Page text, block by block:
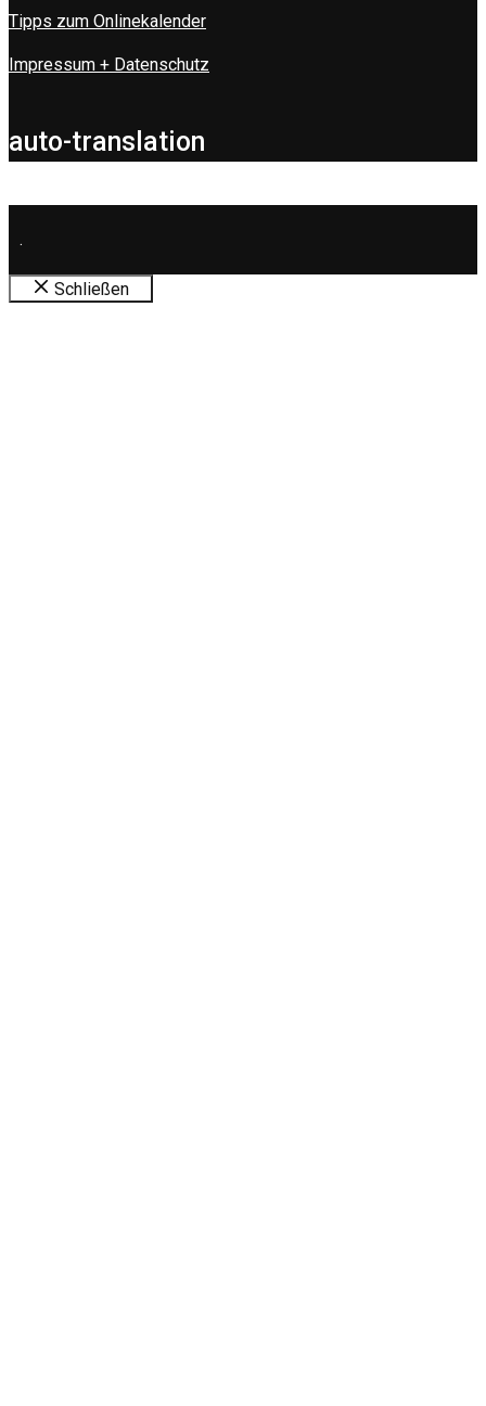
Tipps zum Onlinekalender
Impressum + Datenschutz
auto-translation
.
Schließen